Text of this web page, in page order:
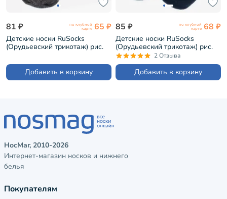
81 ₽ по клубной
карте 65 ₽
Детские носки RuSocks
(Орудьевский трикотаж) рис.
Добавить в корзину
85 ₽ по клубной
карте 68 ₽
Детские носки RuSocks
(Орудьевский трикотаж) рис.
08, ТЕМНО-СИНИЕ (ДТ-95)
2 Отзыва
Добавить в корзину
НосМаг, 2010-2026
Интернет-магазин носков и нижнего
белья
Покупателям